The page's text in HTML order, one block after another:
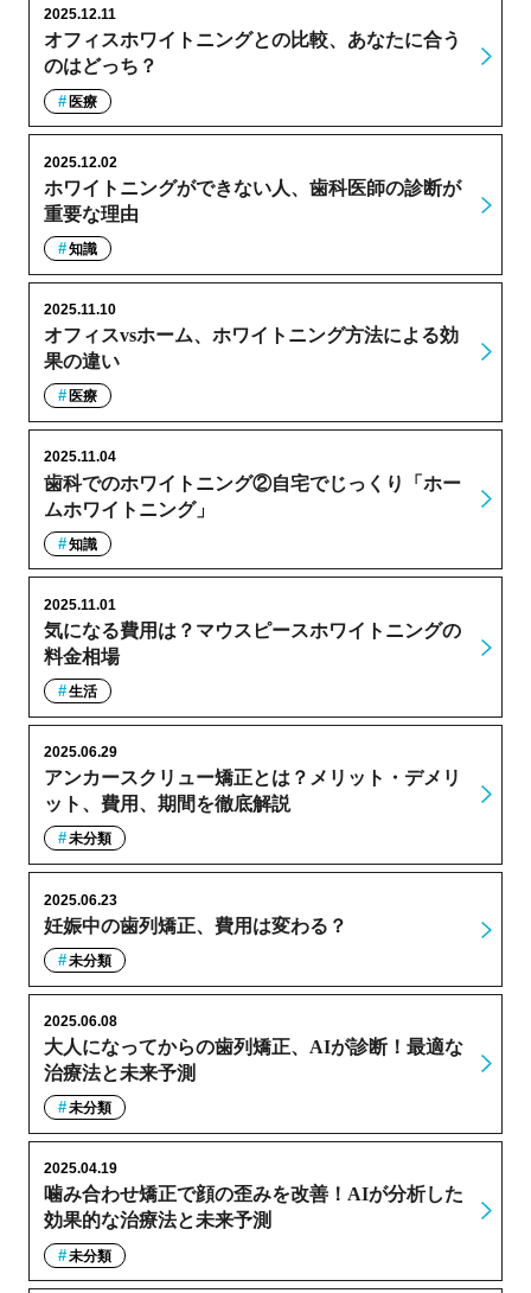
オフィスホワイトニングとの比較、あなたに合う
のはどっち？
2025.12.11
医療
ホワイトニングができない人、歯科医師の診断が
重要な理由
2025.12.02
知識
オフィスvsホーム、ホワイトニング方法による効
果の違い
2025.11.10
医療
歯科でのホワイトニング②自宅でじっくり「ホー
ムホワイトニング」
2025.11.04
知識
気になる費用は？マウスピースホワイトニングの
料金相場
2025.11.01
生活
アンカースクリュー矯正とは？メリット・デメリ
ット、費用、期間を徹底解説
2025.06.29
未分類
妊娠中の歯列矯正、費用は変わる？
2025.06.23
未分類
大人になってからの歯列矯正、AIが診断！最適な
治療法と未来予測
2025.06.08
未分類
噛み合わせ矯正で顔の歪みを改善！AIが分析した
効果的な治療法と未来予測
2025.04.19
未分類